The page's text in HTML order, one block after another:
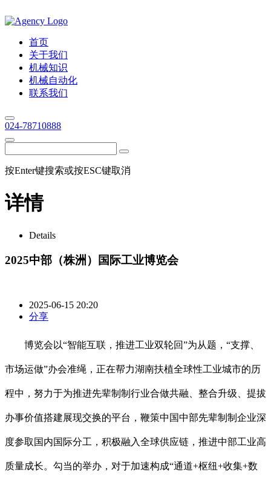
首页
关于我们
机械知识
机械自动化
联系我们
024-78710888
按Enter键搜索或按ESC键取消
详情
Details
2025中部（株洲）国际工业博览会
2025-06-15 20:20
分享
博览会以“智能互联，推进工业双轮回”为从题，“支撑、
市场运做”办会准绳，正在帮力湖南扶植全球性工业城市的历
程中，努力于为推进先辈制制行业合做共融、整合升级、提拔
办事价值搭建展现交换的平台，鞭策中国中部先辈制制企业深
度参取国内国际分工，积极融入全球供应链，推进中部工业高
质量成长。勾当的举办，对于加速构成“通道+枢纽+收集+数